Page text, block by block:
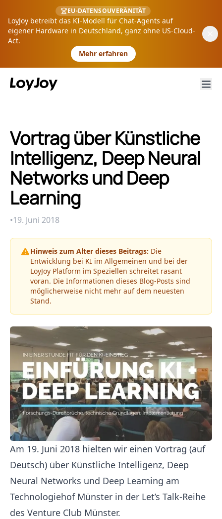
EU-DATENSOUVERÄNITÄT
LoyJoy betreibt das KI-Modell für Chat-Agents auf
eigener Hardware in Deutschland, ganz ohne US-Cloud-
Act.
Mehr erfahren
Vortrag über Künstliche
Intelligenz, Deep Neural
Networks und Deep
Learning
•19. Juni 2018
Hinweis zum Alter dieses Beitrags: Die
Entwicklung bei KI im Allgemeinen und bei der
LoyJoy Platform im Speziellen schreitet rasant
voran. Die Informationen dieses Blog-Posts sind
möglicherweise nicht mehr auf dem neuesten
Stand.
Am 19. Juni 2018 hielten wir einen Vortrag (auf
Deutsch) über Künstliche Intelligenz, Deep
Neural Networks und Deep Learning am
Technologiehof Münster in der Let’s Talk-Reihe
des Venture Club Münster.